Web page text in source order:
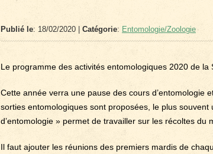
Publié le: 18/02/2020 | Catégorie: Entomologie/Zoologie
Le programme des activités entomologiques 2020 de la
Cette année verra une pause des cours d’entomologie
sorties entomologiques sont proposées, le plus
d’entomologie » permet de travailler sur les récoltes du
Il faut ajouter les réunions des premiers mardis de